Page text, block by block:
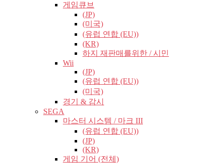
게임큐브
(JP)
(미국)
(유럽​​ 연합 (EU))
(KR)
하지 재판매를위한 / 시민
Wii
(JP)
(유럽​​ 연합 (EU))
(미국)
경기 & 감시
SEGA
마스터 시스템 / 마크 III
(유럽​​ 연합 (EU))
(JP)
(KR)
게임 기어 (전체)